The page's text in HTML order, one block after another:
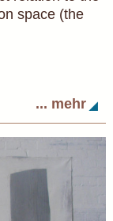
space (the
... mehr